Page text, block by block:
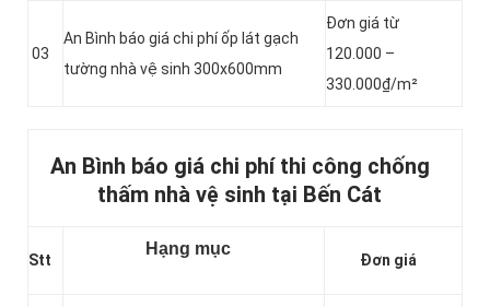
03
An Bình báo giá chi phí ốp lát gạch
tường nhà vệ sinh 300x600mm
Đơn giá từ
120.000 –
330.000₫/m²
An Bình báo giá chi phí thi công chống
thấm nhà vệ sinh tại Bến Cát
Stt
Hạng mục
Đơn giá